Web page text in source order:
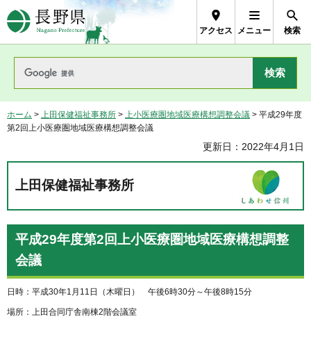
長野県Nagano Prefecture
アクセス メニュー 検索
ホーム > 上田保健福祉事務所 > 上小医療圏地域医療構想調整会議 > 平成29年度
第2回上小医療圏地域医療構想調整会議
更新日：2022年4月1日
上田保健福祉事務所
平成29年度第2回上小医療圏地域医療構想調整
会議
日時：平成30年1月11日（木曜日） 午後6時30分～午後8時15分
場所：上田合同庁舎南棟2階会議室